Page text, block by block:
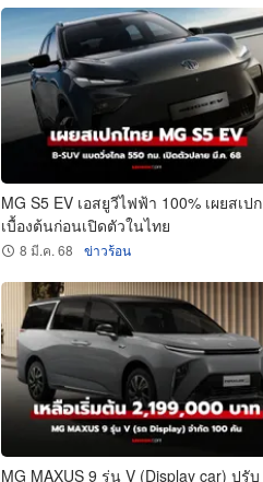
MG S5 EV เอสยูวีไฟฟ้า 100% เผยสเปก
เบื้องต้นก่อนเปิดตัวในไทย
8 มี.ค. 68 ข่าวร้อน
MG MAXUS 9 รุ่น V (Display car) ปรับ